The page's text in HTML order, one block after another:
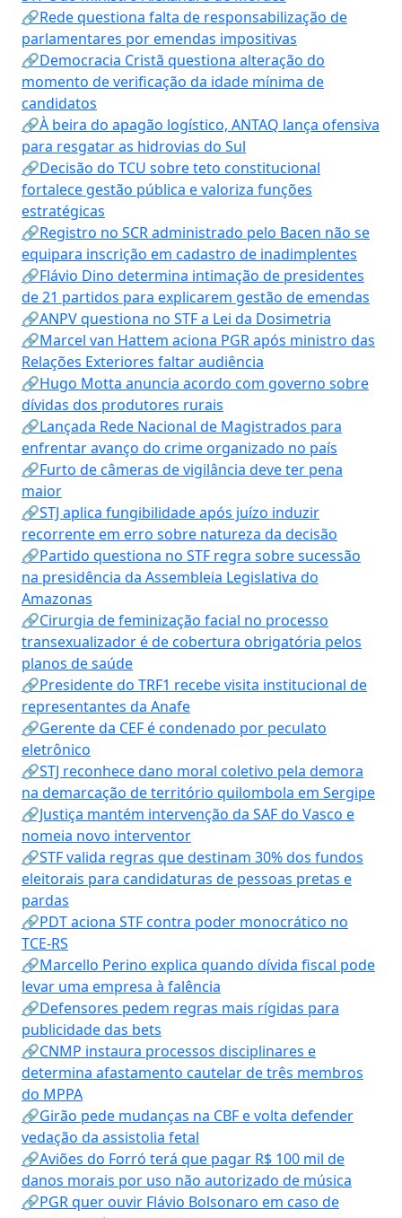
🔗Rede questiona falta de responsabilização de
parlamentares por emendas impositivas
🔗Democracia Cristã questiona alteração do
momento de verificação da idade mínima de
candidatos
🔗À beira do apagão logístico, ANTAQ lança ofensiva
para resgatar as hidrovias do Sul
🔗Decisão do TCU sobre teto constitucional
fortalece gestão pública e valoriza funções
estratégicas
🔗Registro no SCR administrado pelo Bacen não se
equipara inscrição em cadastro de inadimplentes
🔗Flávio Dino determina intimação de presidentes
de 21 partidos para explicarem gestão de emendas
🔗ANPV questiona no STF a Lei da Dosimetria
🔗Marcel van Hattem aciona PGR após ministro das
Relações Exteriores faltar audiência
🔗Hugo Motta anuncia acordo com governo sobre
dívidas dos produtores rurais
🔗Lançada Rede Nacional de Magistrados para
enfrentar avanço do crime organizado no país
🔗Furto de câmeras de vigilância deve ter pena
maior
🔗STJ aplica fungibilidade após juízo induzir
recorrente em erro sobre natureza da decisão
🔗Partido questiona no STF regra sobre sucessão
na presidência da Assembleia Legislativa do
Amazonas
🔗Cirurgia de feminização facial no processo
transexualizador é de cobertura obrigatória pelos
planos de saúde
🔗Presidente do TRF1 recebe visita institucional de
representantes da Anafe
🔗Gerente da CEF é condenado por peculato
eletrônico
🔗STJ reconhece dano moral coletivo pela demora
na demarcação de território quilombola em Sergipe
🔗Justiça mantém intervenção da SAF do Vasco e
nomeia novo interventor
🔗STF valida regras que destinam 30% dos fundos
eleitorais para candidaturas de pessoas pretas e
pardas
🔗PDT aciona STF contra poder monocrático no
TCE-RS
🔗Marcello Perino explica quando dívida fiscal pode
levar uma empresa à falência
🔗Defensores pedem regras mais rígidas para
publicidade das bets
🔗CNMP instaura processos disciplinares e
determina afastamento cautelar de três membros
do MPPA
🔗Girão pede mudanças na CBF e volta defender
vedação da assistolia fetal
🔗Aviões do Forró terá que pagar R$ 100 mil de
danos morais por uso não autorizado de música
🔗PGR quer ouvir Flávio Bolsonaro em caso de